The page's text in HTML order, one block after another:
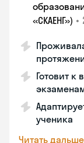
«СКАЕНГ») •
Готовит к
ученика
Читать дальше